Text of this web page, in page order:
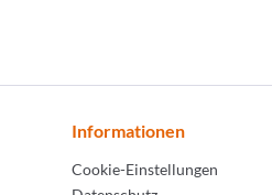
Informationen
Cookie-Einstellungen